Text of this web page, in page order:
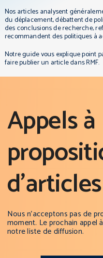
Nos articles analysent
du déplacement, débattent de
des conclusions de recherche,
recommandent des politiques à
Notre guide vous explique point
faire publier un article dans RMF.
Appels à
d’articles
Nous n’acceptons pas de
moment. Le prochain appel
notre liste de diffusion.